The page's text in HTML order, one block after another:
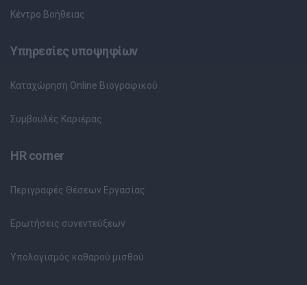
Κέντρο Βοήθειας
Υπηρεσίες υποψηφίων
Καταχώρηση Online Βιογραφικού
Συμβουλές Καριέρας
HR corner
Περιγραφές Θέσεων Εργασίας
Ερωτήσεις συνεντεύξεων
Υπολογισμός καθαρού μισθού